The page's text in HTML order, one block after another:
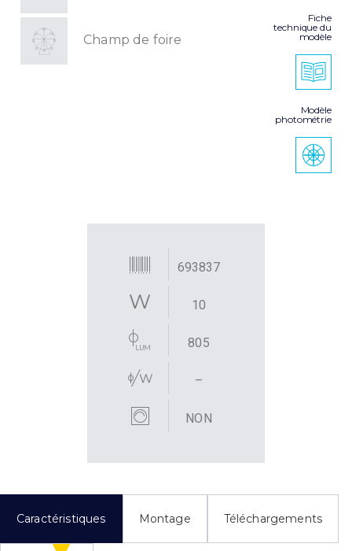
Champ de foire
Fiche
technique du
modèle
Modèle
photométrie
693837
10
805
–
NON
Caractéristiques Montage Téléchargements